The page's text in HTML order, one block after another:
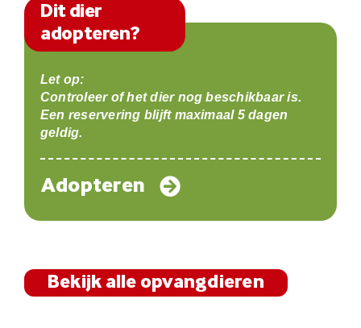
Dit dier
adopteren?
Let op:
Controleer of het dier nog beschikbaar is.
Een reservering blijft maximaal 5 dagen
geldig.
Adopteren
Bekijk alle opvangdieren